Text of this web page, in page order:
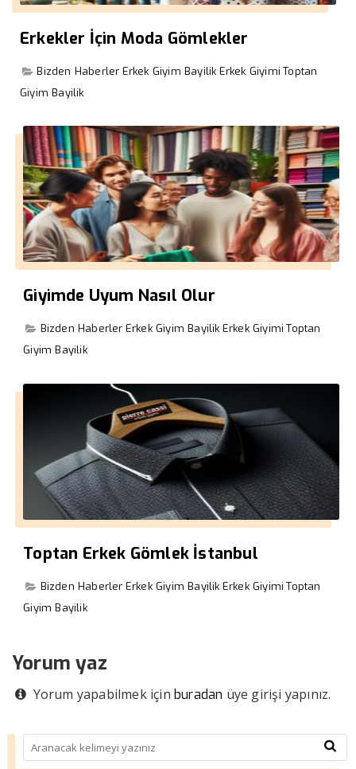
Erkekler İçin Moda Gömlekler
Bizden Haberler Erkek Giyim Bayilik Erkek Giyimi Toptan
Giyim Bayilik
Giyimde Uyum Nasıl Olur
Bizden Haberler Erkek Giyim Bayilik Erkek Giyimi Toptan
Giyim Bayilik
Toptan Erkek Gömlek İstanbul
Bizden Haberler Erkek Giyim Bayilik Erkek Giyimi Toptan
Giyim Bayilik
Yorum yaz
Yorum yapabilmek için buradan üye girişi yapınız.